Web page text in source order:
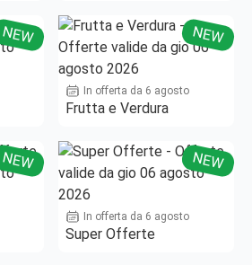
NEW NEW
In offerta da 6 agosto
Frutta e Verdura
NEW NEW
In offerta da 6 agosto
Super Offerte